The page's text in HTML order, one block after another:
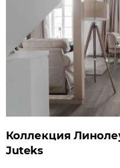
Коллекция
Juteks